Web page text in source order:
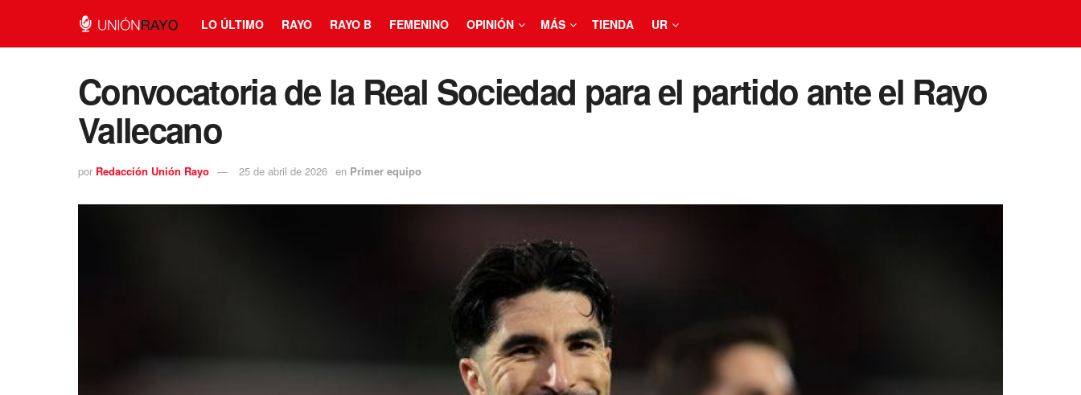
LO ÚLTIMO RAYO RAYO B FEMENINO OPINIÓN MÁS TIENDA UR
Convocatoria de la Real Sociedad para el partido ante el Rayo
Vallecano
por Redacción Unión Rayo 25 de abril de 2026 en Primer equipo